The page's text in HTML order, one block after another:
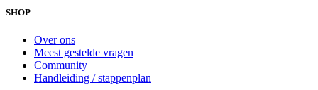
SHOP
Over ons
Meest gestelde vragen
Community
Handleiding / stappenplan